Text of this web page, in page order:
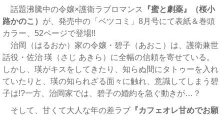
話題沸騰中の令嬢×護衛ラブロマンス
『蜜と劇薬』（桜小
路かのこ） が、発売中の「ベツコミ」8月号にて表紙＆巻頭
カラー、52ページで登場!!
治岡（はるおか）家の令嬢・碧子（あおこ）は、護衛兼世
話役・佐治 瑛（さじ あきら）に全幅の信頼を寄せている。
しかし、瑛がキスをしてきたり、知らぬ間にタトゥーを入れ
ていたりと、瑛の知られざる面々に触れ、意識してしまう碧
子は!?一方、治岡家では、碧子の婚約を急ぐ動きが…？
そして、甘くて大人な年の差ラブ 『カフェオレ甘めでお願